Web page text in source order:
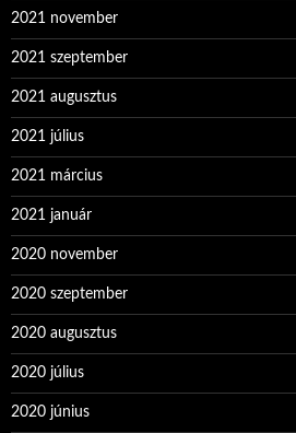
2021 november
2021 szeptember
2021 augusztus
2021 július
2021 március
2021 január
2020 november
2020 szeptember
2020 augusztus
2020 július
2020 június